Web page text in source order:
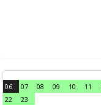
06 07 08 09 10 11
22
23